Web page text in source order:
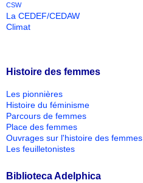
CSW
La CEDEF/CEDAW
Climat
Histoire des femmes
Les pionnières
Histoire du féminisme
Parcours de femmes
Place des femmes
Ouvrages sur l'histoire des femmes
Les feuilletonistes
Biblioteca Adelphica